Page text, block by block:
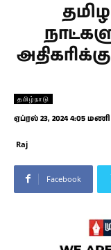
தமிழ்நாடு
ஏப்ரல் 23, 2024 4:05 மணி
Raj
Facebook